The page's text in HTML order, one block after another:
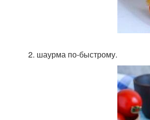
2. шаурма по-быстрому.